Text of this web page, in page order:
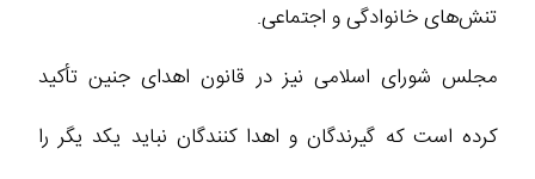
تنش‌های خانوادگی و اجتماعی.
مجلس شورای اسلامی نیز در قانون اهدای جنین تأکید
کرده است که گیرندگان و اهدا کنندگان نباید یکد یگر را